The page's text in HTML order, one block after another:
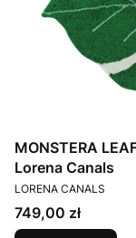
MONSTERA
Lorena Canals
PRODUCENT
LORENA CANALS
Cena
749,00 zł